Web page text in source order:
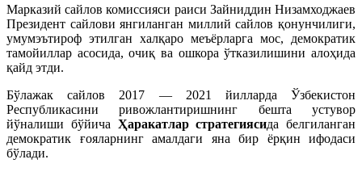
Марказий сайлов комиссияси раиси Зайниддин Низамходжаев
Президент сайлови янгиланган миллий сайлов қонунчилиги,
умумэътироф этилган халқаро меъёрларга мос, демократик
тамойиллар асосида, очиқ ва ошкора ўтказилишини алоҳида
қайд этди.
Бўлажак сайлов 2017 — 2021 йилларда Ўзбекистон
Республикасини ривожлантиришнинг бешта устувор
йўналиши бўйича Ҳаракатлар стратегиясида белгиланган
демократик ғояларнинг амалдаги яна бир ёрқин ифодаси
бўлади.